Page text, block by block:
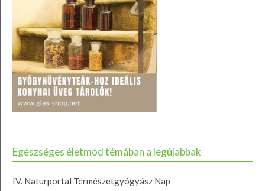
Egészséges életmód témában a legújabbak
IV. Naturportal Természetgyógyász Nap